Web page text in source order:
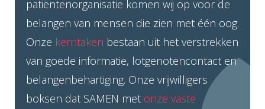
patiëntenorganisatie komen wij op voor de
belangen van mensen die zien met één oog.
Onze kerntaken bestaan uit het verstrekken
van goede informatie, lotgenotencontact en
belangenbehartiging. Onze vrijwilligers
boksen dat SAMEN met onze vaste